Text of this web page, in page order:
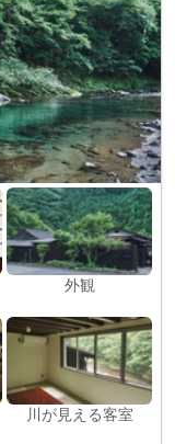
外観
川が見える客室